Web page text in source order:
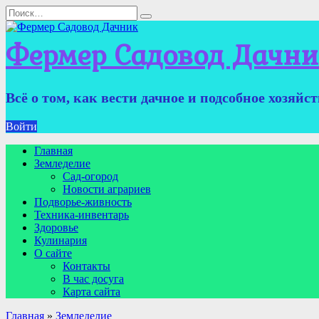
Перейти
к
содержанию
Search
for:
Фермер Садовод
Всё о том, как вести дачное и подсобное
Войти
Главная
Земледелие
Сад-огород
Новости аграриев
Подворье-живность
Техника-инвентарь
Здоровье
Кулинария
О сайте
Контакты
В час досуга
Карта сайта
Главная » Земледелие